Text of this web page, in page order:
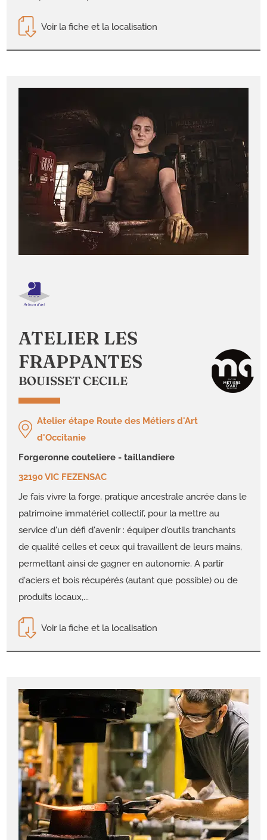
Voir la fiche et la localisation
ATELIER LES
FRAPPANTES
BOUISSET CECILE
Atelier étape Route des Métiers d'Art
d'Occitanie
forgeronne couteliere - taillandiere
32190 VIC FEZENSAC
Je fais vivre la forge, pratique ancestrale ancrée dans le
patrimoine immatériel collectif, pour la mettre au
service d'un défi d'avenir : équiper d'outils tranchants
de qualité celles et ceux qui travaillent de leurs mains,
permettant ainsi de gagner en autonomie. A partir
d'aciers et bois récupérés (autant que possible) ou de
produits locaux,...
Voir la fiche et la localisation